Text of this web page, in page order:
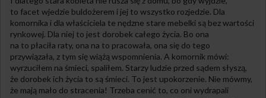
to facet wjedzie buldożerem i jej to wszystko rozjedzie. Dla
komornika i dla właściciela te nędzne stare mebelki są bez wartości
rynkowej. Dla niej to jest dorobek całego życia. Bo ona
na to płaciła raty, ona na to pracowała, ona się do tego
przywiązała, z tym się wiążą wspomnienia. A komornik mówi:
wyrzuciłem na śmieci, spaliłem. Starzy ludzie przed sądem słyszą,
że dorobek ich życia to są śmieci. To jest upokorzenie. Nie mówmy,
że mają mało do stracenia! Trzeba cenić to, co oni wydrapali